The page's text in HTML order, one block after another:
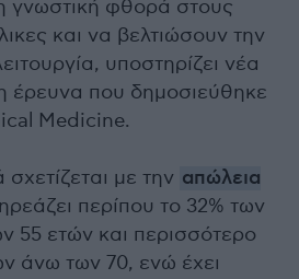
γνωστική φθορά στους
και να βελτιώσουν την
υποστηρίζει νέα
έρευνα που δημοσιεύθηκε
Medicine.
με την απώλεια
περίπου το 32% των
ετών και περισσότερο
άνω των 70, ενώ έχει